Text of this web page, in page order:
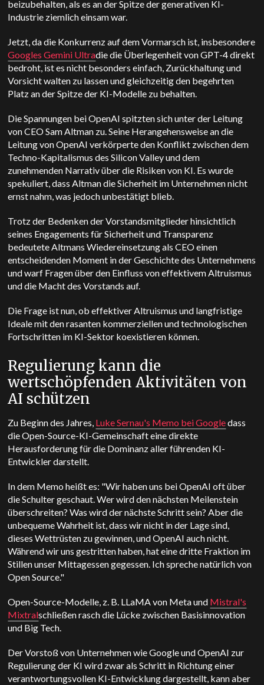
beizubehalten, als es an der Spitze der generativen KI-
Industrie ziemlich einsam war.
Jetzt, da die Konkurrenz auf dem Vormarsch ist, insbesondere
Googles Gemini Ultradie die Überlegenheit von GPT-4 direkt
bedroht, ist es nicht besonders einfach, Zurückhaltung und
Vorsicht walten zu lassen und gleichzeitig den begehrten
Platz an der Spitze der KI-Modelle zu behalten.
Die Spannungen bei OpenAI spitzten sich unter der Leitung
von CEO Sam Altman zu. Seine Herangehensweise an die
Leitung von OpenAI verkörperte den Konflikt zwischen dem
Techno-Kapitalismus des Silicon Valley und dem
zunehmenden Narrativ über die Risiken von KI. Es wurde
spekuliert, dass Altman die Sicherheit im Unternehmen nicht
ernst nahm, was jedoch unbestätigt blieb.
Trotz der Bedenken der Vorstandsmitglieder hinsichtlich
seines Engagements für Sicherheit und Transparenz
bedeutete Altmans Wiedereinsetzung als CEO einen
entscheidenden Moment in der Geschichte des Unternehmens
und warf Fragen über den Einfluss von effektivem Altruismus
und die Macht des Vorstands auf.
Die Frage ist nun, ob effektiver Altruismus und langfristige
Ideale mit den rasanten kommerziellen und technologischen
Fortschritten im KI-Sektor koexistieren können.
Regulierung kann die
wertschöpfenden Aktivitäten von
AI schützen
Zu Beginn des Jahres, Luke Sernau's Memo bei Googledass
die Open-Source-KI-Gemeinschaft eine direkte
Herausforderung für die Dominanz aller führenden KI-
Entwickler darstellt.
In dem Memo heißt es: "Wir haben uns bei OpenAI oft über
die Schulter geschaut. Wer wird den nächsten Meilenstein
überschreiten? Was wird der nächste Schritt sein? Aber die
unbequeme Wahrheit ist, dass wir nicht in der Lage sind,
dieses Wettrüsten zu gewinnen, und OpenAI auch nicht.
Während wir uns gestritten haben, hat eine dritte Fraktion im
Stillen unser Mittagessen gegessen. Ich spreche natürlich von
Open Source."
Open-Source-Modelle, z. B. LLaMA von Meta und Mistral's
Mixtralschließen rasch die Lücke zwischen Basisinnovation
und Big Tech.
Der Vorstoß von Unternehmen wie Google und OpenAI zur
Regulierung der KI wird zwar als Schritt in Richtung einer
verantwortungsvollen KI-Entwicklung dargestellt, kann aber